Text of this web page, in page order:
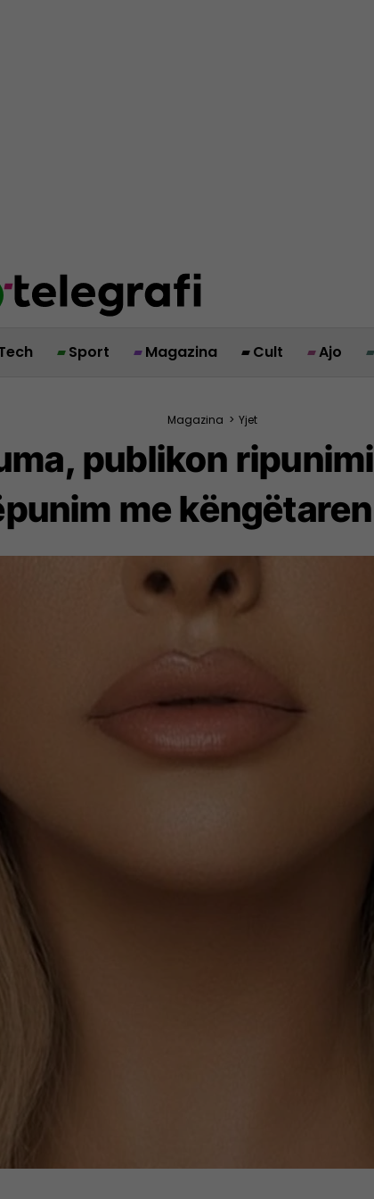
Sport Magazina Cult Ajo
Magazina > Yjet
publikon
me